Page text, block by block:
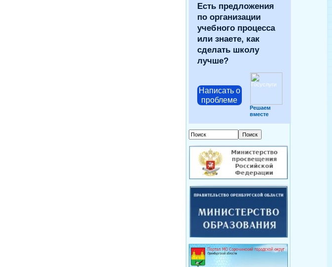
Есть предложения
по организации
учебного процесса
или знаете, как
сделать школу
лучше?
Написать о
проблеме
Решаем
вместе